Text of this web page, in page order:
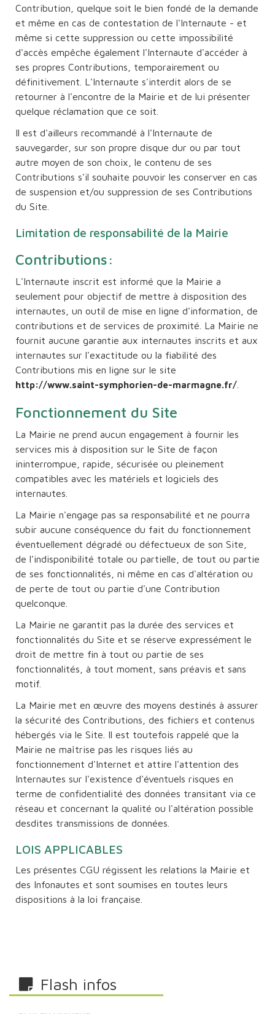
Contribution, quelque soit le bien fondé de la demande
et même en cas de contestation de l'Internaute - et
même si cette suppression ou cette impossibilité
d'accès empêche également l'Internaute d'accéder à
ses propres Contributions, temporairement ou
définitivement. L'Internaute s'interdit alors de se
retourner à l'encontre de la Mairie et de lui présenter
quelque réclamation que ce soit.
Il est d'ailleurs recommandé à l'Internaute de
sauvegarder, sur son propre disque dur ou par tout
autre moyen de son choix, le contenu de ses
Contributions s'il souhaite pouvoir les conserver en cas
de suspension et/ou suppression de ses Contributions
du Site.
Limitation de responsabilité de la Mairie
Contributions:
L'Internaute inscrit est informé que la Mairie a
seulement pour objectif de mettre à disposition des
internautes, un outil de mise en ligne d'information, de
contributions et de services de proximité. La Mairie ne
fournit aucune garantie aux internautes inscrits et aux
internautes sur l'exactitude ou la fiabilité des
Contributions mis en ligne sur le site
http://www.saint-symphorien-de-marmagne.fr/
Fonctionnement du Site
La Mairie ne prend aucun engagement à fournir les
services mis à disposition sur le Site de façon
ininterrompue, rapide, sécurisée ou pleinement
compatibles avec les matériels et logiciels des
internautes.
La Mairie n'engage pas sa responsabilité et ne pourra
subir aucune conséquence du fait du fonctionnement
éventuellement dégradé ou défectueux de son Site,
de l'indisponibilité totale ou partielle, de tout ou partie
de ses fonctionnalités, ni même en cas d'altération ou
de perte de tout ou partie d'une Contribution
quelconque.
La Mairie ne garantit pas la durée des services et
fonctionnalités du Site et se réserve expressément le
droit de mettre fin à tout ou partie de ses
fonctionnalités, à tout moment, sans préavis et sans
motif.
La Mairie met en œuvre des moyens destinés à assurer
la sécurité des Contributions, des fichiers et contenus
hébergés via le Site. Il est toutefois rappelé que la
Mairie ne maîtrise pas les risques liés au
fonctionnement d'Internet et attire l'attention des
Internautes sur l'existence d'éventuels risques en
terme de confidentialité des données transitant via ce
réseau et concernant la qualité ou l'altération possible
desdites transmissions de données.
LOIS APPLICABLES
Les présentes CGU régissent les relations la Mairie et
des Infonautes et sont soumises en toutes leurs
dispositions à la loi française.
Flash infos